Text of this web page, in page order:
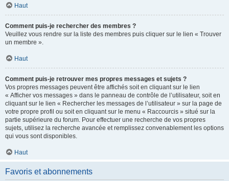
Haut
Comment puis-je rechercher des membres ?
Veuillez vous rendre sur la liste des membres puis cliquer sur le lien « Trouver
un membre ».
Haut
Comment puis-je retrouver mes propres messages et sujets ?
Vos propres messages peuvent être affichés soit en cliquant sur le lien
« Afficher vos messages » dans le panneau de contrôle de l’utilisateur, soit en
cliquant sur le lien « Rechercher les messages de l’utilisateur » sur la page de
votre propre profil ou soit en cliquant sur le menu « Raccourcis » situé sur la
partie supérieure du forum. Pour effectuer une recherche de vos propres
sujets, utilisez la recherche avancée et remplissez convenablement les options
qui vous sont disponibles.
Haut
Favoris et abonnements